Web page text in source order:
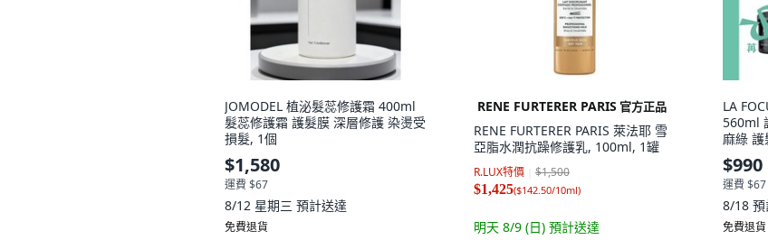
JOMODEL 植泌髮蕊修護霜 400ml
髮蕊修護霜 護髮膜 深層修護 染燙受
損髮, 1個
$1,580
運費 $67
8/12 星期三 預計送達
免費退貨
RENE FURTERER PARIS 官方正品
RENE FURTERER PARIS 萊法耶 雪
亞脂水潤抗躁修護乳, 100ml, 1罐
R.LUX特價
$1,500
$1,425($142.50/10ml)
明天 8/9 (日) 預計送達
LA
560ml
麻綠
560ml
$990
運費 $67
8/18 預
免費退貨